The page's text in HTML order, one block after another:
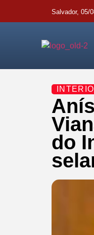
Salvador, 05/
do